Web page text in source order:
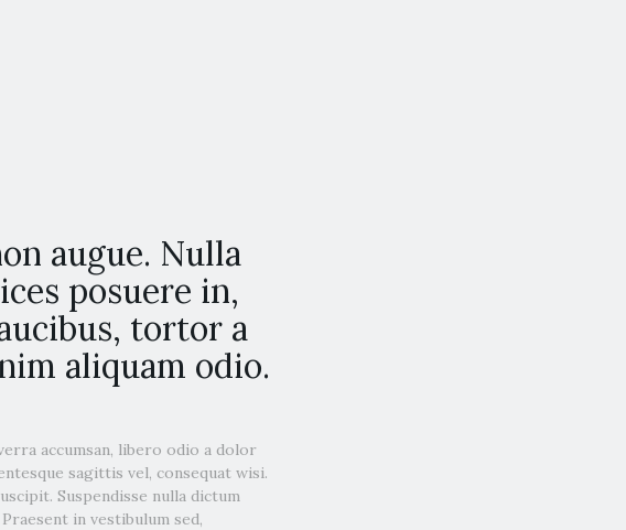
augue. Nulla
posuere in,
tortor a
aliquam odio.
accumsan, libero odio a dolor
sagittis vel, consequat wisi.
Suspendisse nulla dictum
in vestibulum sed,